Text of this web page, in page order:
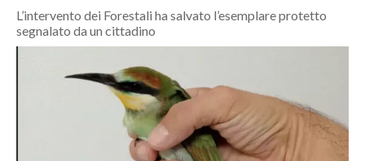
MONDO
SERVIZI ALLE IMPRESE
L’intervento dei Forestali ha salvato l’esemplare protetto
segnalato da un cittadino